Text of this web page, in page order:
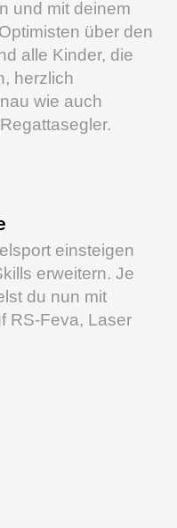
und mit deinem
über den
alle Kinder, die
herzlich
wie auch
einsteigen
erweitern. Je
du nun mit
RS-Feva, Laser